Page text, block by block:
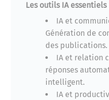
Les outils IA essentiels
IA et
Génération de
des publications.
IA et relation
réponses
intelligent.
IA et